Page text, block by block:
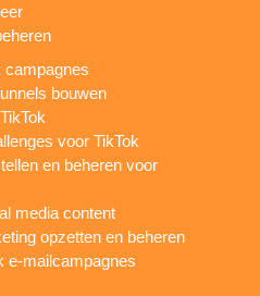
campagnes
bouwen
voor TikTok
en beheren voor
media content
opzetten en beheren
e-mailcampagnes